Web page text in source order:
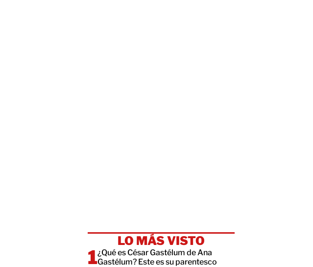
LO MÁS VISTO
¿Qué es César Gastélum de Ana
Gastélum? Este es su parentesco